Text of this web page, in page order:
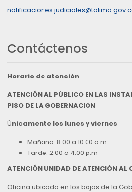
Contáctenos
Horario de atención
ATENCIÓN AL PÚBLICO EN LAS
PISO DE LA GOBERNACION
Únicamente los lunes y viernes
Mañana: 8:00 a 10:00 a.m.
Tarde: 2:00 a 4:00 p.m
ATENCIÓN UNIDAD DE ATENCIÓN AL
Oficina ubicada en los bajos de la